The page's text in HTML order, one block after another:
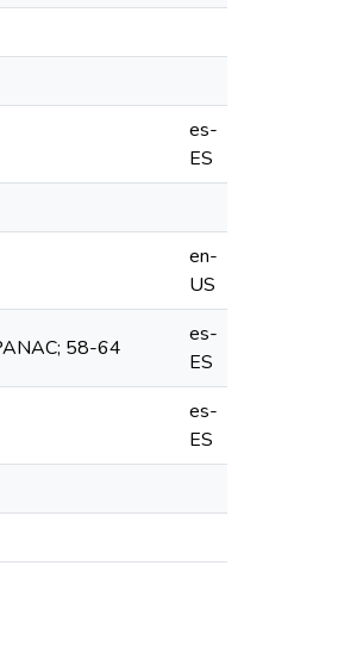
es-
ES
en-
US
58-64
es-
ES
es-
ES